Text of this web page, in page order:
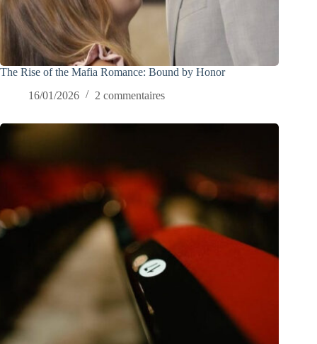
The Rise of the Mafia Romance: Bound by Honor
16/01/2026
2 commentaires